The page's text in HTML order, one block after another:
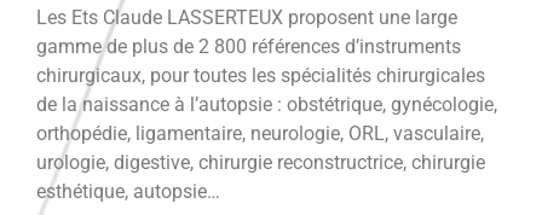
Les Ets Claude LASSERTEUX proposent une large
gamme de plus de 2 800 références d’instruments
chirurgicaux, pour toutes les spécialités chirurgicales
de la naissance à l’autopsie : obstétrique, gynécologie,
orthopédie, ligamentaire, neurologie, ORL, vasculaire,
urologie, digestive, chirurgie reconstructrice, chirurgie
esthétique, autopsie…